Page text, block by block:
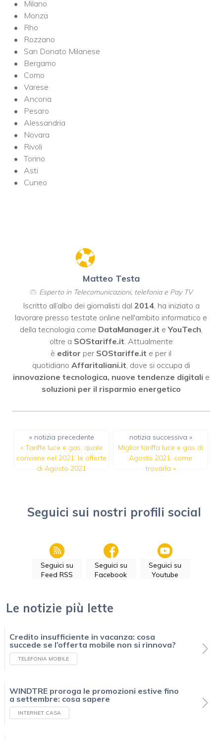
Milano
Monza
Rho
Rozzano
San Donato Milanese
Bergamo
Como
Varese
Ancona
Pesaro
Alessandria
Novara
Rivoli
Torino
Asti
Cuneo
Matteo Testa
Esperto in Telecomunicazioni, telefonia e Pay TV
Iscritto all’albo dei giornalisti dal 2014, ha iniziato a
lavorare presso testate online nell'ambito informatico e
della tecnologia come DataManager.it eYouTech
oltre a SOStariffe.it . Attualmente
è editor per SOStariffe.it e per il
quotidiano Affaritaliani.it , dove si occupa di
innovazione tecnologica, nuove tendenze digitali e
soluzioni per il risparmio energetico
« notizia precedente
« Tariffe luce e gas, quale
conviene nel 2021: le offerte
di Agosto 2021
notizia successiva »
Miglior tariffa luce e gas di
Agosto 2021: come
trovarla »
Seguici sui nostri profili social
Seguici su
Feed RSS
Seguici su
Facebook
Seguici su
Youtube
Le notizie più lette
Credito insufficiente in vacanza: cosa
succede se l’offerta mobile non si rinnova?
TELEFONIA MOBILE
WINDTRE proroga le promozioni estive fino
a settembre: cosa sapere
INTERNET CASA